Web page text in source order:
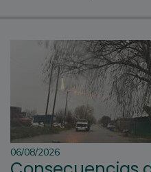
06/08/2026